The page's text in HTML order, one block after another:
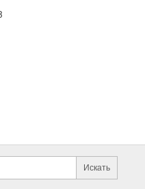
по сайту и
Искать